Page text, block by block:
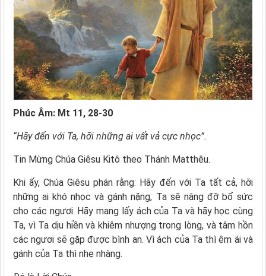
Phúc Âm: Mt 11, 28-30
“Hãy đến với Ta, hỡi những ai vất vả cực nhọc”.
Tin Mừng Chúa Giêsu Kitô theo Thánh Matthêu.
Khi ấy, Chúa Giêsu phán rằng: Hãy đến với Ta tất cả, hỡi
những ai khó nhọc và gánh nặng, Ta sẽ nâng đỡ bổ sức
cho các ngươi. Hãy mang lấy ách của Ta và hãy học cùng
Ta, vì Ta dịu hiền và khiêm nhượng trong lòng, và tâm hồn
các ngươi sẽ gặp được bình an. Vì ách của Ta thì êm ái và
gánh của Ta thì nhẹ nhàng.